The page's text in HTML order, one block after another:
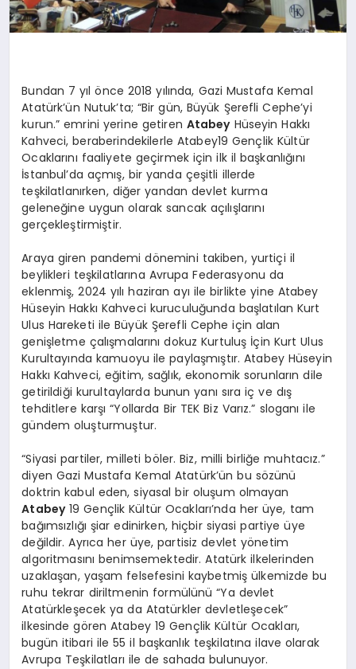
Bundan 7 yıl önce 2018 yılında, Gazi Mustafa Kemal
Atatürk’ün Nutuk’ta; “Bir gün, Büyük Şerefli Cephe’yi
kurun.” emrini yerine getiren AtabeyHüseyin Hakkı
Kahveci, beraberindekilerle Atabey19 Gençlik Kültür
Ocaklarını faaliyete geçirmek için ilk il başkanlığını
İstanbul’da açmış, bir yanda çeşitli illerde
teşkilatlanırken, diğer yandan devlet kurma
geleneğine uygun olarak sancak açılışlarını
gerçekleştirmiştir.
Araya giren pandemi dönemini takiben, yurtiçi il
beylikleri teşkilatlarına Avrupa Federasyonu da
eklenmiş, 2024 yılı haziran ayı ile birlikte yine Atabey
Hüseyin Hakkı Kahveci kuruculuğunda başlatılan Kurt
Ulus Hareketi ile Büyük Şerefli Cephe için alan
genişletme çalışmalarını dokuz Kurtuluş İçin Kurt Ulus
Kurultayında kamuoyu ile paylaşmıştır. Atabey Hüseyin
Hakkı Kahveci, eğitim, sağlık, ekonomik sorunların dile
getirildiği kurultaylarda bunun yanı sıra iç ve dış
tehditlere karşı “Yollarda Bir TEK Biz Varız.” sloganı ile
gündem oluşturmuştur.
“Siyasi partiler, milleti böler. Biz, milli birliğe muhtacız.”
diyen Gazi Mustafa Kemal Atatürk’ün bu sözünü
doktrin kabul eden, siyasal bir oluşum olmayan
Atabey19 Gençlik Kültür Ocakları’nda her üye, tam
bağımsızlığı şiar edinirken, hiçbir siyasi partiye üye
değildir. Ayrıca her üye, partisiz devlet yönetim
algoritmasını benimsemektedir. Atatürk ilkelerinden
uzaklaşan, yaşam felsefesini kaybetmiş ülkemizde bu
ruhu tekrar diriltmenin formülünü “Ya devlet
Atatürkleşecek ya da Atatürkler devletleşecek”
ilkesinde gören Atabey 19 Gençlik Kültür Ocakları,
bugün itibari ile 55 il başkanlık teşkilatına ilave olarak
Avrupa Teşkilatları ile de sahada bulunuyor.